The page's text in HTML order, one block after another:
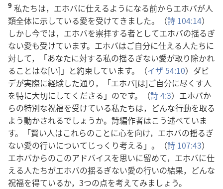
9 私たちは，エホバに仕えるようになる前からエホバが人
類全体に示している愛を受けてきました。（詩 104:14）
しかし今では，エホバを崇拝する者としてエホバの揺るぎ
ない愛も受けています。エホバはご自分に仕える人たちに
対して，「あなたに対する私の揺るぎない愛が取り除かれ
ることはな[い]」と約束しています。（イザ 54:10）ダビ
デが実際に経験した通り，「エホバ[は]ご自分に尽くす人
を特に大切にしてくださる」のです。（詩4:3）エホバか
らの特別な祝福を受けている私たちは，どんな行動を取る
よう動かされるでしょうか。 詩編作者はこう述べていま
す。「賢い人はこれらのことに心を向け，エホバの揺るぎ
ない愛の行いについてじっくり考える」。（詩 107:43）
エホバからのこのアドバイスを思いに留めて，エホバに仕
える人たちがエホバの揺るぎない愛の行いの結果，どんな
祝福を得ているか，3つの点を考えてみましょう。